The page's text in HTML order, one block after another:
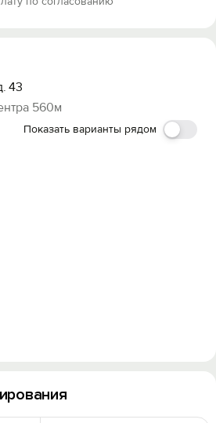
43
560м
Показать варианты рядом